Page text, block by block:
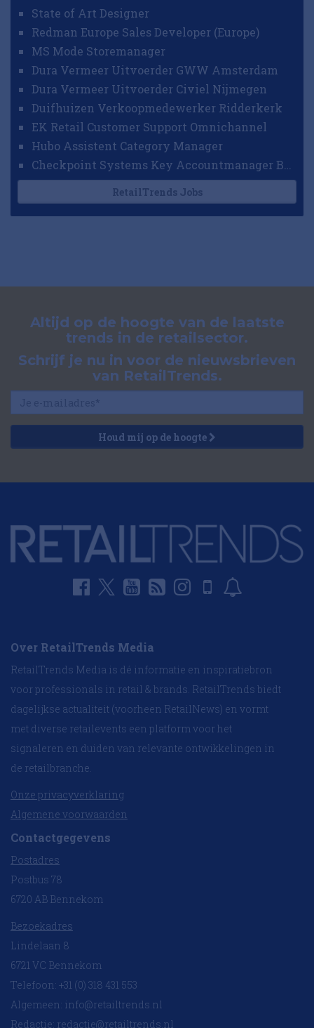
State of Art Designer
Redman Europe Sales Developer (Europe)
MS Mode Storemanager
Dura Vermeer Uitvoerder GWW Amsterdam
Dura Vermeer Uitvoerder Civiel Nijmegen
Duifhuizen Verkoopmedewerker Ridderkerk
EK Retail Customer Support Omnichannel
Hubo Assistent Category Manager
Checkpoint Systems Key Accountmanager Benelux
RetailTrends Jobs
Altijd op de hoogte van de laatste
trends in de retailsector.
Schrijf je nu in voor de nieuwsbrieven
van RetailTrends.
Houd mij op de hoogte
Over RetailTrends Media
RetailTrends Media is dé informatie en inspiratiebron
voor professionals in retail & brands. RetailTrends biedt
dagelijkse actualiteit (voorheen RetailNews) en vormt
met diverse retailevents een platform voor het
signaleren en duiden van relevante ontwikkelingen in
de retailbranche.
Onze privacyverklaring
Algemene voorwaarden
Contactgegevens
Postadres
Postbus 78
6720 AB Bennekom
Bezoekadres
Lindelaan 8
6721 VC Bennekom
Telefoon: +31 (0) 318 431 553
Algemeen: info@retailtrends.nl
Redactie: redactie@retailtrends.nl